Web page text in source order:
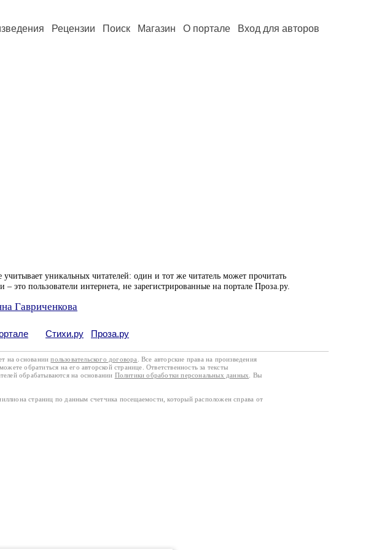
Рецензии Поиск Магазин О портале Вход для авторов
уникальных читателей: один и тот же читатель может прочитать
это пользователи интернета, не зарегистрированные на портале Проза.ру.
Гавриченкова
Стихи.ру Проза.ру
на основаниипользовательского договора
. Все авторские права на произведения
обратиться на его авторской странице. Ответственность за тексты
обрабатываются на основании Политики обработки персональных данных
. Вы
страниц по данным счетчика посещаемости, который расположен справа от